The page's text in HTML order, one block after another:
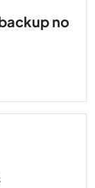
no